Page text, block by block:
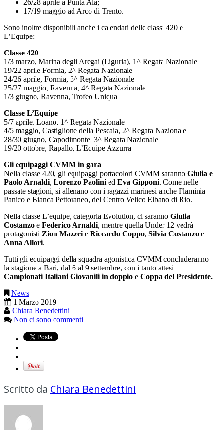
26/28 aprile a Punta Ala;
17/19 maggio ad Arco di Trento.
Sono inoltre disponibili anche i calendari delle classi 420 e
L’Equipe:
Classe 420
1/3 marzo, Marina degli Aregai (Liguria), 1^ Regata Nazionale
19/22 aprile Formia, 2^ Regata Nazionale
24/26 aprile, Formia, 3^ Regata Nazionale
25/27 maggio, Ravenna, 4^ Regata Nazionale
1/3 giugno, Ravenna, Trofeo Uniqua
Classe L’Equipe
5/7 aprile, Loano, 1^ Regata Nazionale
4/5 maggio, Castiglione della Pescaia, 2^ Regata Nazionale
28/30 giugno, Capodimonte, 3^ Regata Nazionale
19/20 ottobre, Rapallo, L’Equipe Azzurra
Gli equipaggi CVMM in gara
Nella classe 420, gli equipaggi portacolori CVMM saranno Giulia e
Paolo Arnaldi, Lorenzo Paolini ed Eva Gipponi. Come nelle
passate stagioni, si allenano con i ragazzi marinesi anche Flaminia
Panico e Bianca Pettoraneo, del Centro Velico Elbano di Rio.
Nella classe L’equipe, categoria Evolution, ci saranno Giulia
Costanzo e Federico Arnaldi, mentre quella Under 12 vedrà
protagonisti Zion Mazzei e Riccardo Coppo, Silvia Costanzo e
Anna Allori.
Tutti gli equipaggi della squadra agonistica CVMM concluderanno
la stagione a Bari, dal 6 al 9 settembre, con i tanto attesi
Campionati Italiani Giovanili in doppio e Coppa del Presidente.
News
1 Marzo 2019
Chiara Benedettini
Non ci sono commenti
Scritto da Chiara Benedettini